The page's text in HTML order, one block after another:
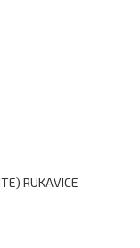
RUKAVICE